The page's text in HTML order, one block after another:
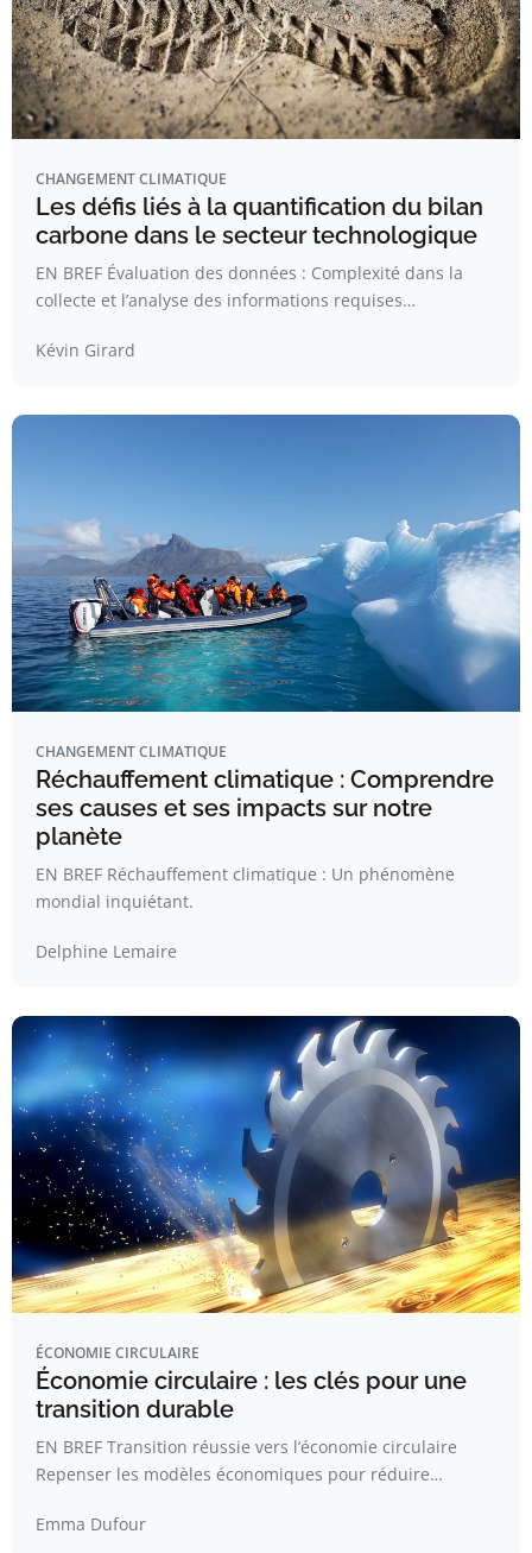
CHANGEMENT CLIMATIQUE
Les défis liés à la quantification du bilan
carbone dans le secteur technologique
EN BREF Évaluation des données : Complexité dans la
collecte et l’analyse des informations requises…
Kévin Girard
CHANGEMENT CLIMATIQUE
Réchauffement climatique : Comprendre
ses causes et ses impacts sur notre
planète
EN BREF Réchauffement climatique : Un phénomène
mondial inquiétant.
Delphine Lemaire
ÉCONOMIE CIRCULAIRE
Économie circulaire : les clés pour une
transition durable
EN BREF Transition réussie vers l’économie circulaire
Repenser les modèles économiques pour réduire…
Emma Dufour